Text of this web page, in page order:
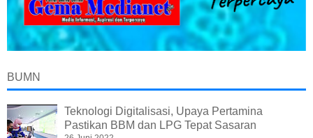
BUMN
Teknologi Digitalisasi, Upaya Pertamina
Pastikan BBM dan LPG Tepat Sasaran